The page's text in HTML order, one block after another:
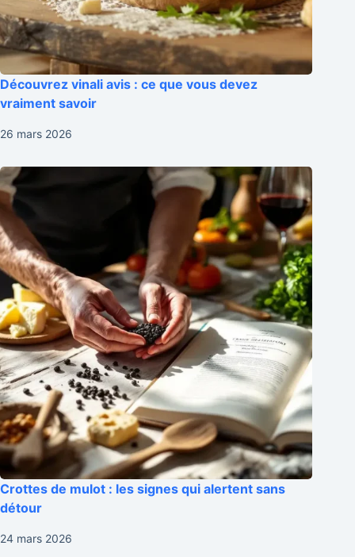
Découvrez vinali avis : ce que vous devez
vraiment savoir
26 mars 2026
Crottes de mulot : les signes qui alertent sans
détour
24 mars 2026